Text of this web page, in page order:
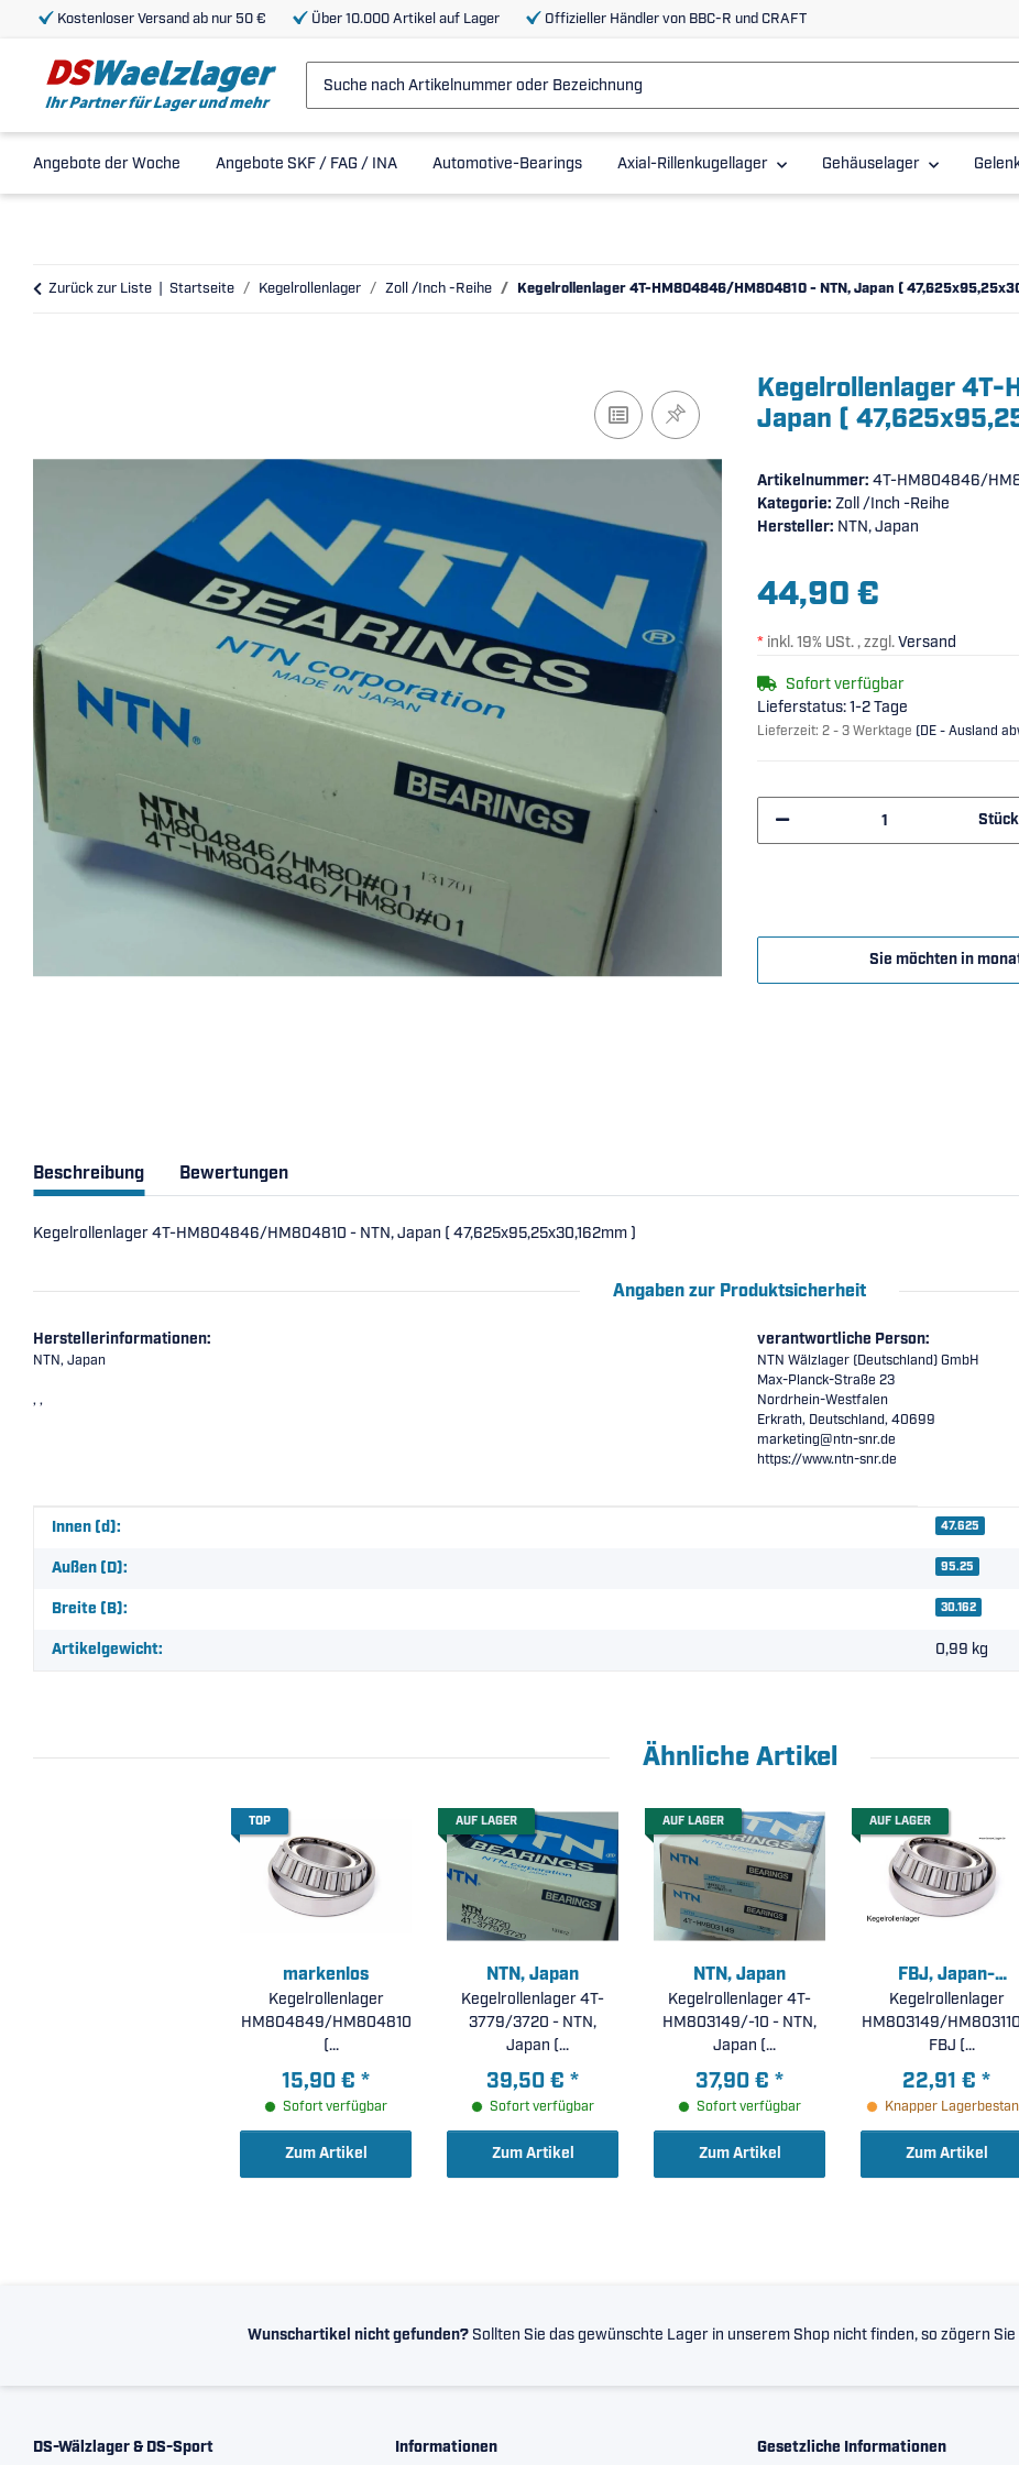
Kostenloser Versand ab nur 50 € Über 10.000 Artikel auf Lager Offizieller Händler von BBC-R und CRAFT
Angebote der Woche Angebote SKF / FAG / INA Automotive-Bearings Axial-Rillenkugellager Gehäuselager
Zurück zur Liste Startseite Kegelrollenlager Zoll /Inch -Reihe Kegelrollenlager 4T-HM804846/HM804810 - NTN, Japan (
Kegelrollenlager
Japan (
Artikelnummer: 4T-HM804846/
Kategorie: Zoll /Inch -Reihe
Hersteller: NTN, Japan
44,90 €
* inkl. 19% USt. , zzgl.Versand
Sofort verfügbar
Lieferstatus: 1-2 Tage
Lieferzeit: 2 - 3 Werktage (DE - Ausland
Stück
Sie möchten in
Beschreibung Bewertungen
Kegelrollenlager 4T-HM804846/HM804810 - NTN, Japan ( 47,625x95,25x30,162mm )
Angaben zur Produktsicherheit
Herstellerinformationen:
NTN, Japan
, ,
verantwortliche Person:
NTN Wälzlager (Deutschland) GmbH
Max-Planck-Straße 23
Nordrhein-Westfalen
Erkrath, Deutschland, 40699
marketing@ntn-snr.de
https://www.ntn-snr.de
Produkteigenschaft
Wert
Innen (d): 47.625
Außen (D): 95.25
Breite (B): 30.162
Artikelgewicht: 0,99 kg
Ähnliche Artikel
TOP
markenlos
Kegelrollenlager
HM804849/HM804810
(
48,412x95,25x30,162mm
)
15,90 € *
Sofort verfügbar
Zum Artikel
AUF LAGER
NTN, Japan
Kegelrollenlager 4T-
3779/3720 - NTN,
Japan (
47,625x93,264x30,162mm
)
39,50 € *
Sofort verfügbar
Zum Artikel
AUF LAGER
NTN, Japan
Kegelrollenlager 4T-
HM803149/-10 - NTN,
Japan (
44,45x88,90x30,162mm
)
37,90 € *
Sofort verfügbar
Zum Artikel
AUF LAGER
FBJ, Japan-
Corporation
Kegelrollenlager
HM803149/
FBJ (
44,45x88,9x30,162mm
22,91 € *
Knapper
Zum Artikel
Wunschartikel nicht gefunden?Sollten Sie das gewünschte Lager in unserem Shop nicht finden, so zögern
DS-Wälzlager & DS-Sport Informationen Gesetzliche Informationen